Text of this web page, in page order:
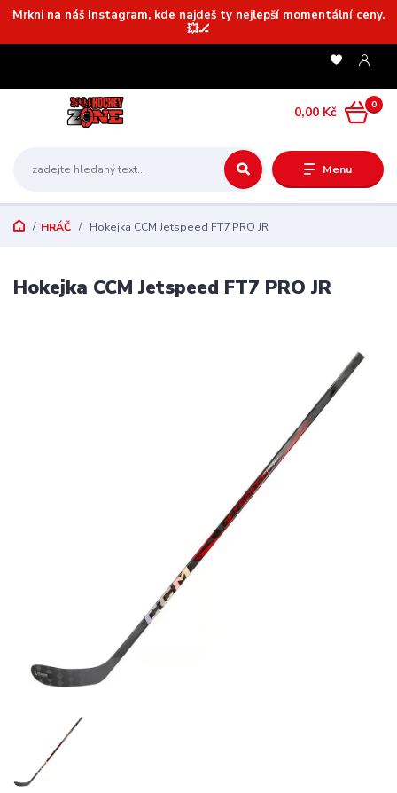
Mrkni na náš Instagram, kde najdeš ty nejlepší momentální ceny.
💥🏒
Menu
0
0,00 Kč
HRÁČ Hokejka CCM Jetspeed FT7 PRO JR
Hokejka CCM Jetspeed FT7 PRO JR